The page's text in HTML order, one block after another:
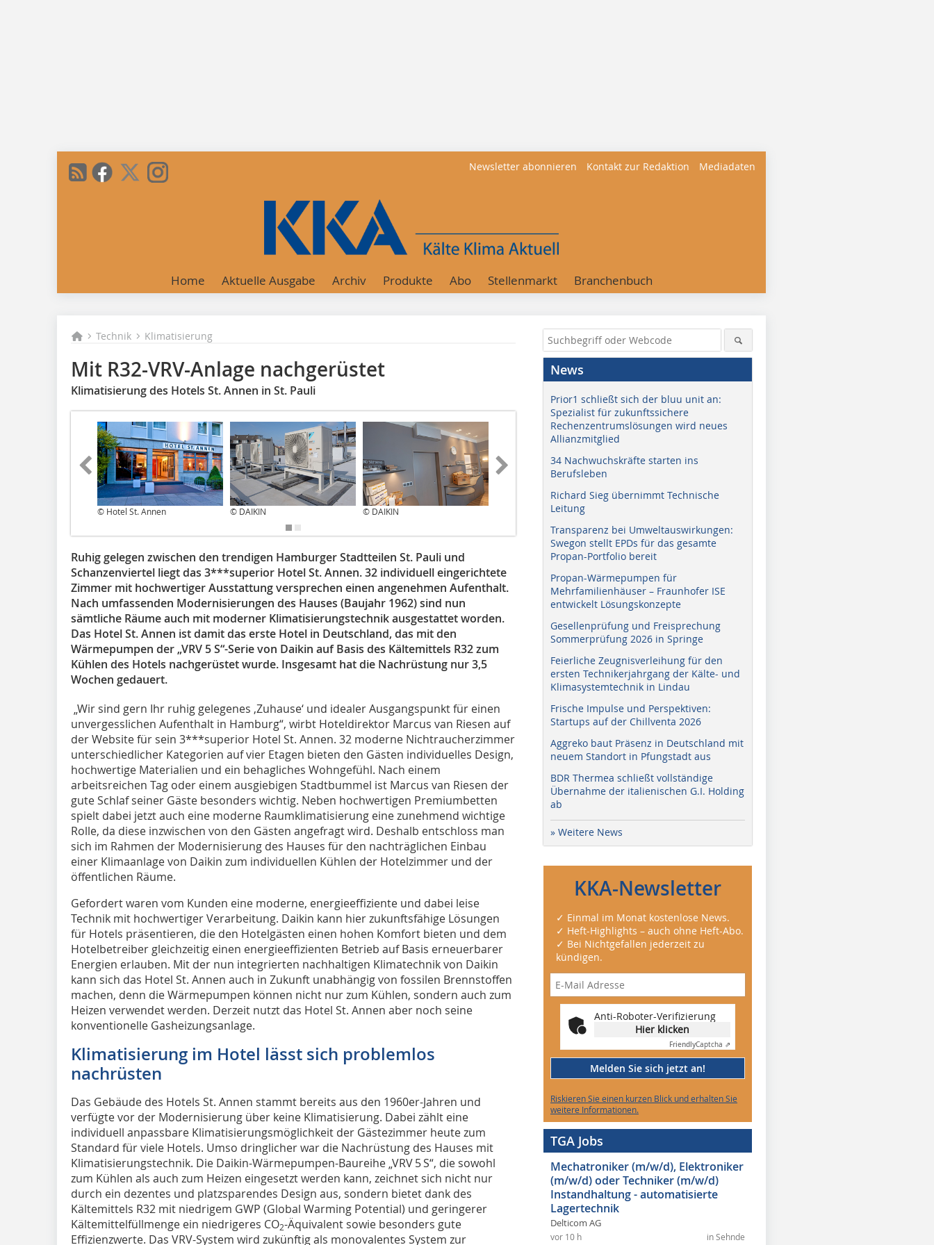
Newsletter abonnieren Kontakt zur Redaktion Mediadaten
Home Aktuelle Ausgabe Archiv Produkte Abo Stellenmarkt Branchenbuch
Technik Klimatisierung
Mit R32-VRV-Anlage nachgerüstet
Klimatisierung des Hotels St. Annen in St. Pauli
© Hotel St. Annen © DAIKIN © DAIKIN
Ruhig gelegen zwischen den trendigen Hamburger Stadtteilen St. Pauli und
Schanzenviertel liegt das 3***superior Hotel St. Annen. 32 individuell eingerichtete
Zimmer mit hochwertiger Ausstattung versprechen einen angenehmen Aufenthalt.
Nach umfassenden Modernisierungen des Hauses (Baujahr 1962) sind nun
sämtliche Räume auch mit moderner Klimatisierungstechnik ausgestattet worden.
Das Hotel St. Annen ist damit das erste Hotel in Deutschland, das mit den
Wärmepumpen der „VRV 5 S“-Serie von Daikin auf Basis des Kältemittels R32 zum
Kühlen des Hotels nachgerüstet wurde. Insgesamt hat die Nachrüstung nur 3,5
Wochen gedauert.
„Wir sind gern Ihr ruhig gelegenes ‚Zuhause‘ und idealer Ausgangspunkt für einen
unvergesslichen Aufenthalt in Hamburg“, wirbt Hoteldirektor Marcus van Riesen auf
der Website für sein 3***superior Hotel St. Annen. 32 moderne Nichtraucherzimmer
unterschiedlicher Kategorien auf vier Etagen bieten den Gästen individuelles Design,
hochwertige Materialien und ein behagliches Wohngefühl. Nach einem
arbeitsreichen Tag oder einem ausgiebigen Stadtbummel ist Marcus van Riesen der
gute Schlaf seiner Gäste besonders wichtig. Neben hochwertigen Premiumbetten
spielt dabei jetzt auch eine moderne Raumklimatisierung eine zunehmend wichtige
Rolle, da diese inzwischen von den Gästen angefragt wird. Deshalb entschloss man
sich im Rahmen der Modernisierung des Hauses für den nachträglichen Einbau
einer Klimaanlage von Daikin zum individuellen Kühlen der Hotelzimmer und der
öffentlichen Räume.
Gefordert waren vom Kunden eine moderne, energieeffiziente und dabei leise
Technik mit hochwertiger Verarbeitung. Daikin kann hier zukunftsfähige Lösungen
für Hotels präsentieren, die den Hotelgästen einen hohen Komfort bieten und dem
Hotelbetreiber gleichzeitig einen energieeffizienten Betrieb auf Basis erneuerbarer
Energien erlauben. Mit der nun integrierten nachhaltigen Klimatechnik von Daikin
kann sich das Hotel St. Annen auch in Zukunft unabhängig von fossilen Brennstoffen
machen, denn die Wärmepumpen können nicht nur zum Kühlen, sondern auch zum
Heizen verwendet werden. Derzeit nutzt das Hotel St. Annen aber noch seine
konventionelle Gasheizungsanlage.
Klimatisierung im Hotel lässt sich problemlos
nachrüsten
Das Gebäude des Hotels St. Annen stammt bereits aus den 1960er-Jahren und
verfügte vor der Modernisierung über keine Klimatisierung. Dabei zählt eine
individuell anpassbare Klimatisierungsmöglichkeit der Gästezimmer heute zum
Standard für viele Hotels. Umso dringlicher war die Nachrüstung des Hauses mit
Klimatisierungstechnik. Die Daikin-Wärmepumpen-Baureihe „VRV 5 S“, die sowohl
zum Kühlen als auch zum Heizen eingesetzt werden kann, zeichnet sich nicht nur
durch ein dezentes und platzsparendes Design aus, sondern bietet dank des
Kältemittels R32 mit niedrigem GWP (Global Warming Potential) und geringerer
Kältemittelfüllmenge ein niedrigeres CO2-Äquivalent sowie besonders gute
Effizienzwerte. Das VRV-System wird zukünftig als monovalentes System zur
News
Prior1 schließt sich der bluu unit an:
Spezialist für zukunftssichere
Rechenzentrumslösungen wird neues
Allianzmitglied
34 Nachwuchskräfte starten ins
Berufsleben
Richard Sieg übernimmt Technische
Leitung
Transparenz bei Umweltauswirkungen:
Swegon stellt EPDs für das gesamte
Propan-Portfolio bereit
Propan-Wärmepumpen für
Mehrfamilienhäuser – Fraunhofer ISE
entwickelt Lösungskonzepte
Gesellenprüfung und Freisprechung
Sommerprüfung 2026 in Springe
Feierliche Zeugnisverleihung für den
ersten Technikerjahrgang der Kälte- und
Klimasystemtechnik in Lindau
Frische Impulse und Perspektiven:
Startups auf der Chillventa 2026
Aggreko baut Präsenz in Deutschland mit
neuem Standort in Pfungstadt aus
BDR Thermea schließt vollständige
Übernahme der italienischen G.I. Holding
ab
» Weitere News
KKA-Newsletter
✓ Einmal im Monat kostenlose News.
✓ Heft-Highlights – auch ohne Heft-Abo.
✓ Bei Nichtgefallen jederzeit zu
kündigen.
Anti-Roboter-Verifizierung
Hier klicken
FriendlyCaptcha ⇗
Melden Sie sich jetzt an!
Riskieren Sie einen kurzen Blick und erhalten Sie
weitere Informationen.
TGA Jobs
Mechatroniker (m/w/d), Elektroniker
(m/w/d) oder Techniker (m/w/d)
Instandhaltung - automatisierte
Lagertechnik
Delticom AG
in Sehnde
vor 10 h